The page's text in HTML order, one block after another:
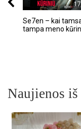
Se7en – kai
tampa meno
Naujienos